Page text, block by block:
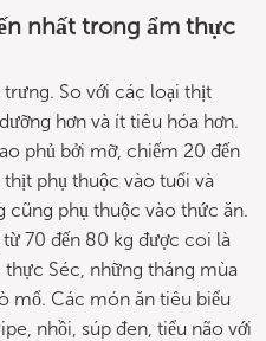
nhất trong ẩm thực
So với các loại thịt
hơn và ít tiêu hóa hơn.
phủ bởi mỡ, chiếm 20 đến
phụ thuộc vào tuổi và
cũng phụ thuộc vào thức ăn.
70 đến 80 kg được coi là
Séc, những tháng mùa
mổ. Các món ăn tiêu biểu
nhồi, súp đen, tiểu não với